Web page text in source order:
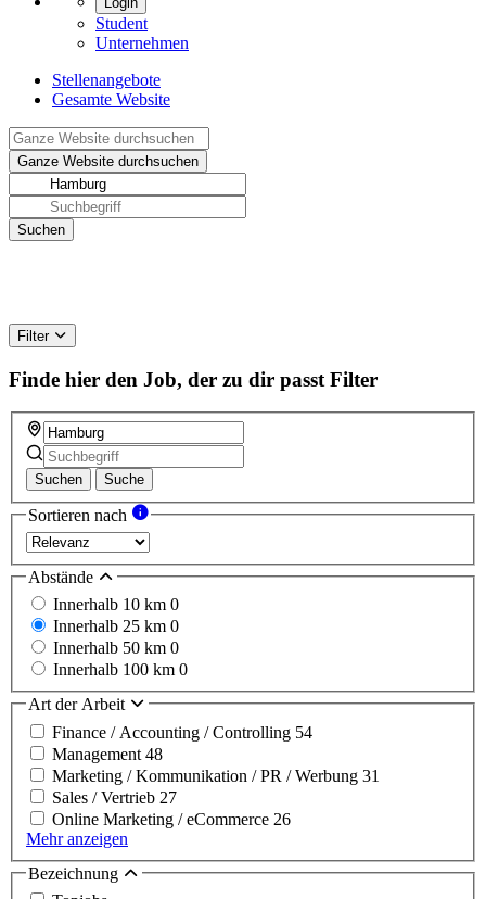
Student
Unternehmen
Stellenangebote
Gesamte Website
Filter
Finde hier den Job, der zu dir passt Filter
Suchen Suche
Sortieren nach
Abstände
Innerhalb 10 km 0
Innerhalb 25 km 0
Innerhalb 50 km 0
Innerhalb 100 km 0
Art der Arbeit
Finance / Accounting / Controlling 54
Management 48
Marketing / Kommunikation / PR / Werbung 31
Sales / Vertrieb 27
Online Marketing / eCommerce 26
Mehr anzeigen
Bezeichnung